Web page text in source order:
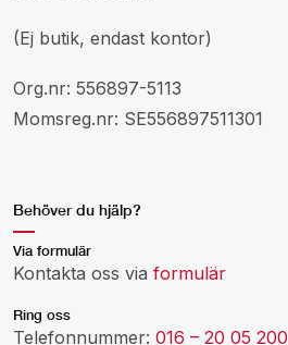
(Ej butik, endast kontor)
Org.nr: 556897-5113
Momsreg.nr: SE556897511301
Behöver du hjälp?
Via formulär
Kontakta oss via formulär
Ring oss
Telefonnummer: 016 – 20 05 200